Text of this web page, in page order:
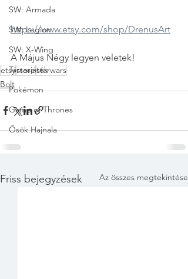
SW: Armada
SW: Legion
SW: X-Wing
Társasjáték
Pokémon
Game of Thrones
Ősök Hajnala
https://www.etsy.com/shop/DrenusArt
A Május Négy legyen veletek!
etsystorestarwars
Bolt
Friss bejegyzések Az összes megtekintése